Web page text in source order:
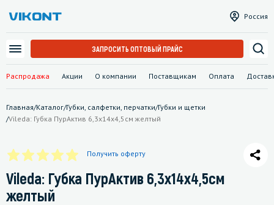
Распродажа Акции О компании Поставщикам Оплата
Россия
ЗАПРОСИТЬ ОПТОВЫЙ ПРАЙС
Главная/Каталог/Губки, салфетки, перчатки/Губки и щетки
/Vileda: Губка ПурАктив 6,3х14х4,5см желтый
Получить оферту
Vileda: Губка ПурАктив 6,3х14х4,5см
желтый